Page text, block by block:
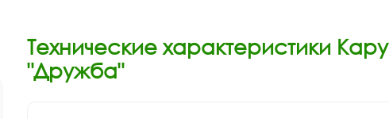
Технические характеристики
"Дружба"